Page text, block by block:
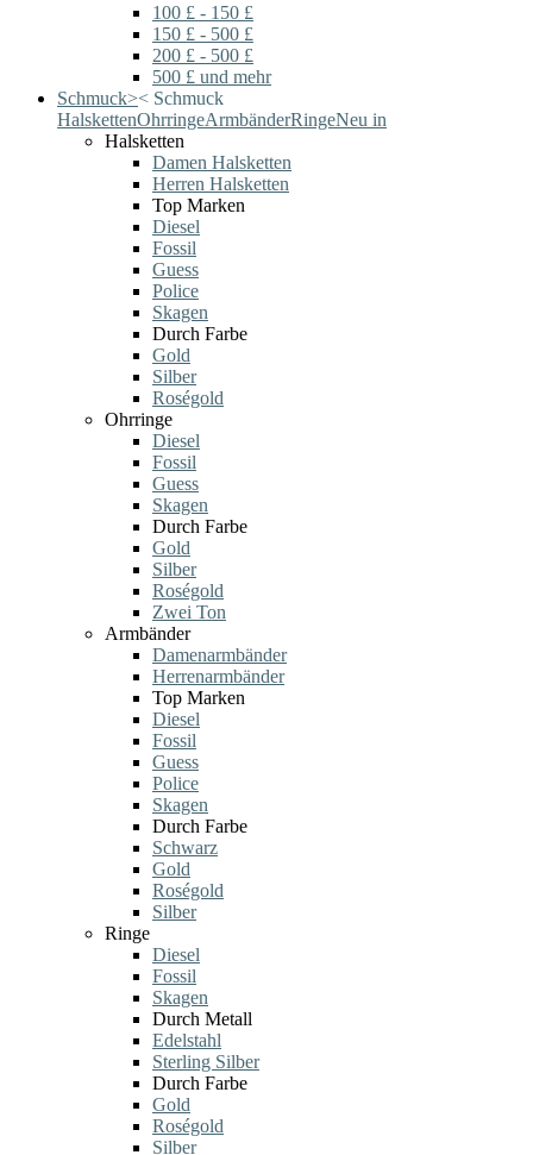
100 £ - 150 £
150 £ - 500 £
200 £ - 500 £
500 £ und mehr
Schmuck>< Schmuck
HalskettenOhrringeArmbänderRingeNeu in
Halsketten
Damen Halsketten
Herren Halsketten
Top Marken
Diesel
Fossil
Guess
Police
Skagen
Durch Farbe
Gold
Silber
Roségold
Ohrringe
Diesel
Fossil
Guess
Skagen
Durch Farbe
Gold
Silber
Roségold
Zwei Ton
Armbänder
Damenarmbänder
Herrenarmbänder
Top Marken
Diesel
Fossil
Guess
Police
Skagen
Durch Farbe
Schwarz
Gold
Roségold
Silber
Ringe
Diesel
Fossil
Skagen
Durch Metall
Edelstahl
Sterling Silber
Durch Farbe
Gold
Roségold
Silber